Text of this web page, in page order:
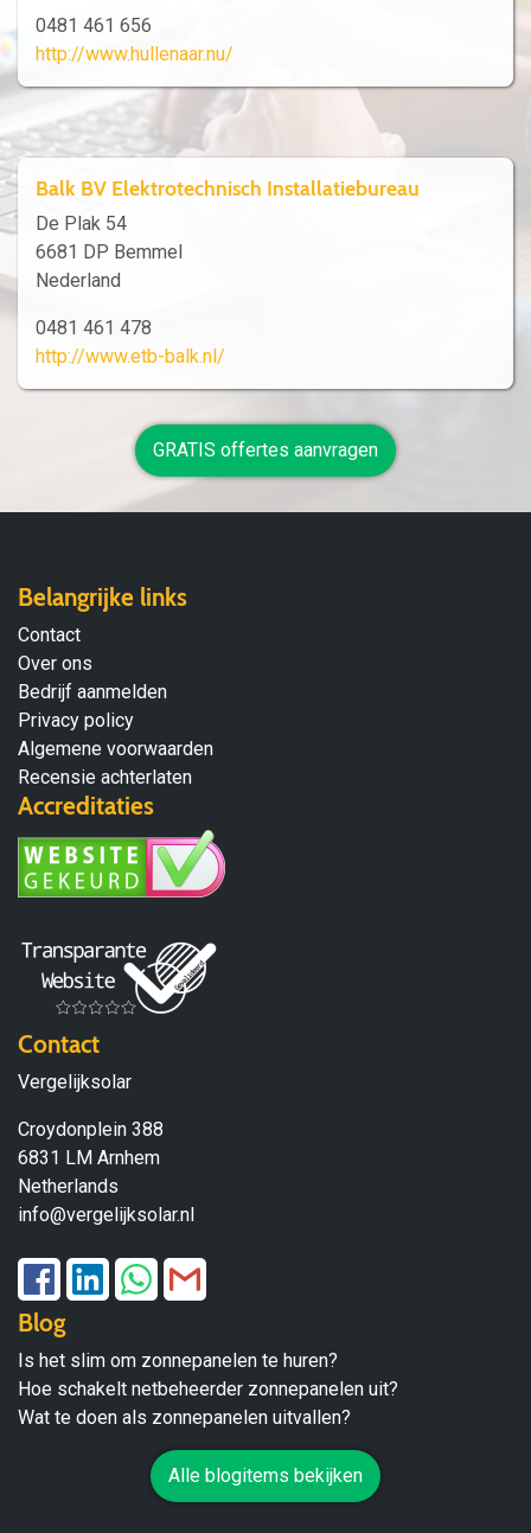
0481 461 656
http://www.hullenaar.nu/
Balk BV Elektrotechnisch Installatiebureau
De Plak 54
6681 DP Bemmel
Nederland
0481 461 478
http://www.etb-balk.nl/
GRATIS offertes aanvragen
Belangrijke links
Contact
Over ons
Bedrijf aanmelden
Privacy policy
Algemene voorwaarden
Recensie achterlaten
Accreditaties
Contact
Vergelijksolar
Croydonplein 388
6831 LM Arnhem
Netherlands
info@vergelijksolar.nl
Blog
Is het slim om zonnepanelen te huren?
Hoe schakelt netbeheerder zonnepanelen uit?
Wat te doen als zonnepanelen uitvallen?
Alle blogitems bekijken